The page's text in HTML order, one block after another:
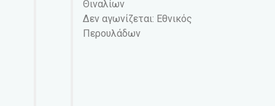
Θιναλίων
Δεν αγωνίζεται: Εθνικός
Περουλάδων